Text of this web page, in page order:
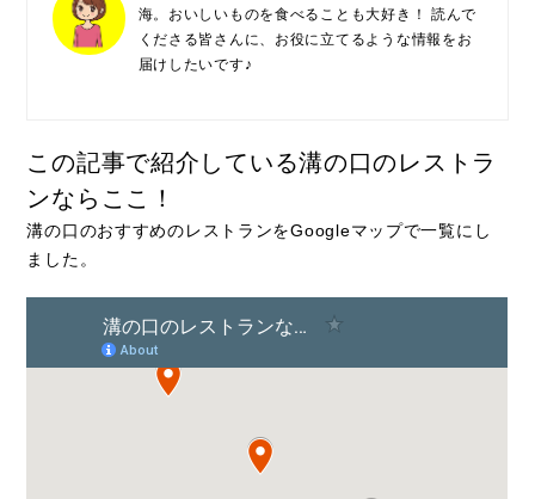
海。おいしいものを食べることも大好き！ 読んで
くださる皆さんに、お役に立てるような情報をお
届けしたいです♪
この記事で紹介している溝の口のレストラ
ンならここ！
溝の口のおすすめのレストランをGoogleマップで一覧にし
ました。